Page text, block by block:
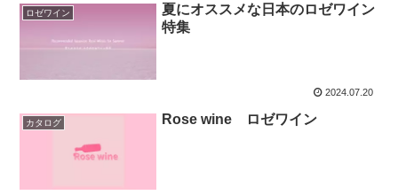
ロゼワイン
夏にオススメな日本のロゼワイン
特集
2024.07.20
カタログ Rose wine ロゼワイン